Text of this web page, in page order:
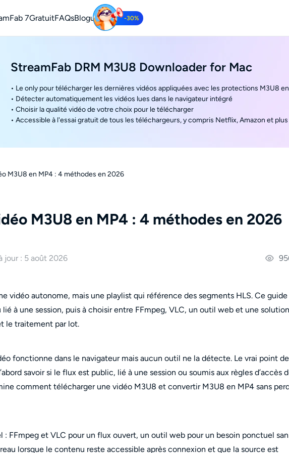
7Gratuit
Téléchargez des vidéos YouTube gratuitement.
FAQsBloguer -30%
StreamFab DRM M3U8 Downloader for Mac
• Le only pour télécharger les dernières vidéos appliquées avec les protections M3U8
• Détecter automatiquement les vidéos lues dans le navigateur intégré
• Choisir la qualité vidéo de votre choix pour le télécharger
• Accessible à l'essai gratuit de tous les téléchargeurs, y compris Netflix, Amazon et plus
M3U8 en MP4 : 4 méthodes en 2026
M3U8 en MP4 : 4 méthodes en 2026
jour : 5 août 2026
vidéo autonome, mais une playlist qui référence des segments HLS. Ce guide
à une session, puis à choisir entre FFmpeg, VLC, un outil web et une solution
le traitement par lot.
fonctionne dans le navigateur mais aucun outil ne la détecte. Le vrai point de
savoir si le flux est public, lié à une session ou soumis aux règles d’accès
comment télécharger une vidéo M3U8 et convertir M3U8 en MP4 sans
: FFmpeg et VLC pour un flux ouvert, un outil web pour un besoin ponctuel
lorsque le contenu reste accessible après connexion et que la source est